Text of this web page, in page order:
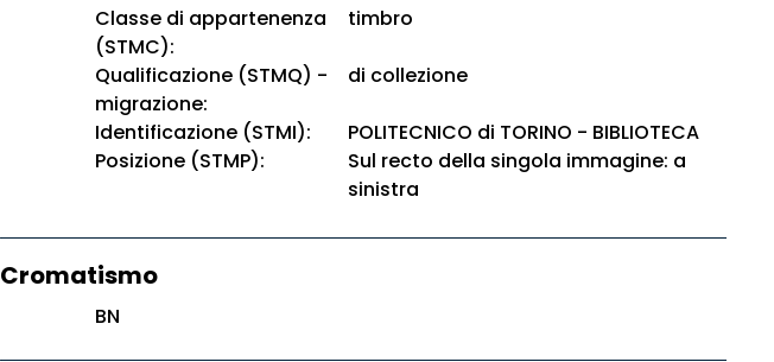
Classe di appartenenza
(STMC):
timbro
Qualificazione (STMQ) -
migrazione:
di collezione
Identificazione (STMI):
POLITECNICO di TORINO - BIBLIOTECA
Posizione (STMP):
Sul recto della singola immagine: a
sinistra
Cromatismo
BN